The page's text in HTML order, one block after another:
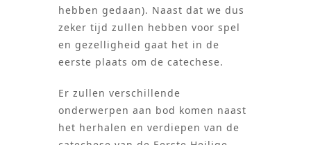
hebben gedaan). Naast dat we dus
zeker tijd zullen hebben voor spel
en gezelligheid gaat het in de
eerste plaats om de catechese.
Er zullen verschillende
onderwerpen aan bod komen naast
het herhalen en verdiepen van de